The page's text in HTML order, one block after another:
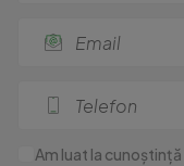
Am luat la